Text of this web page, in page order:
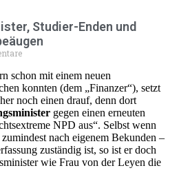
Studier-Enden und
schon mit einem neuen
konnten (dem „Finanzer“), setzt
noch einen drauf, denn dort
gegen einen erneuten
NPD aus“. Selbst wenn
nach eigenem Bekunden –
zuständig ist, so ist er doch
wie Frau von der Leyen die